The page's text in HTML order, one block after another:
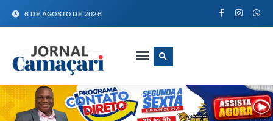
6 DE AGOSTO DE 2026